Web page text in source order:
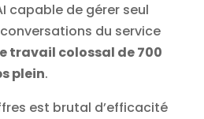
capable de gérer seul
du service
travail colossal de 700
plein.
est brutal d’efficacité